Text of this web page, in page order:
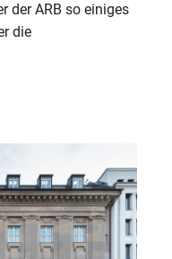
der ARB so einiges
die